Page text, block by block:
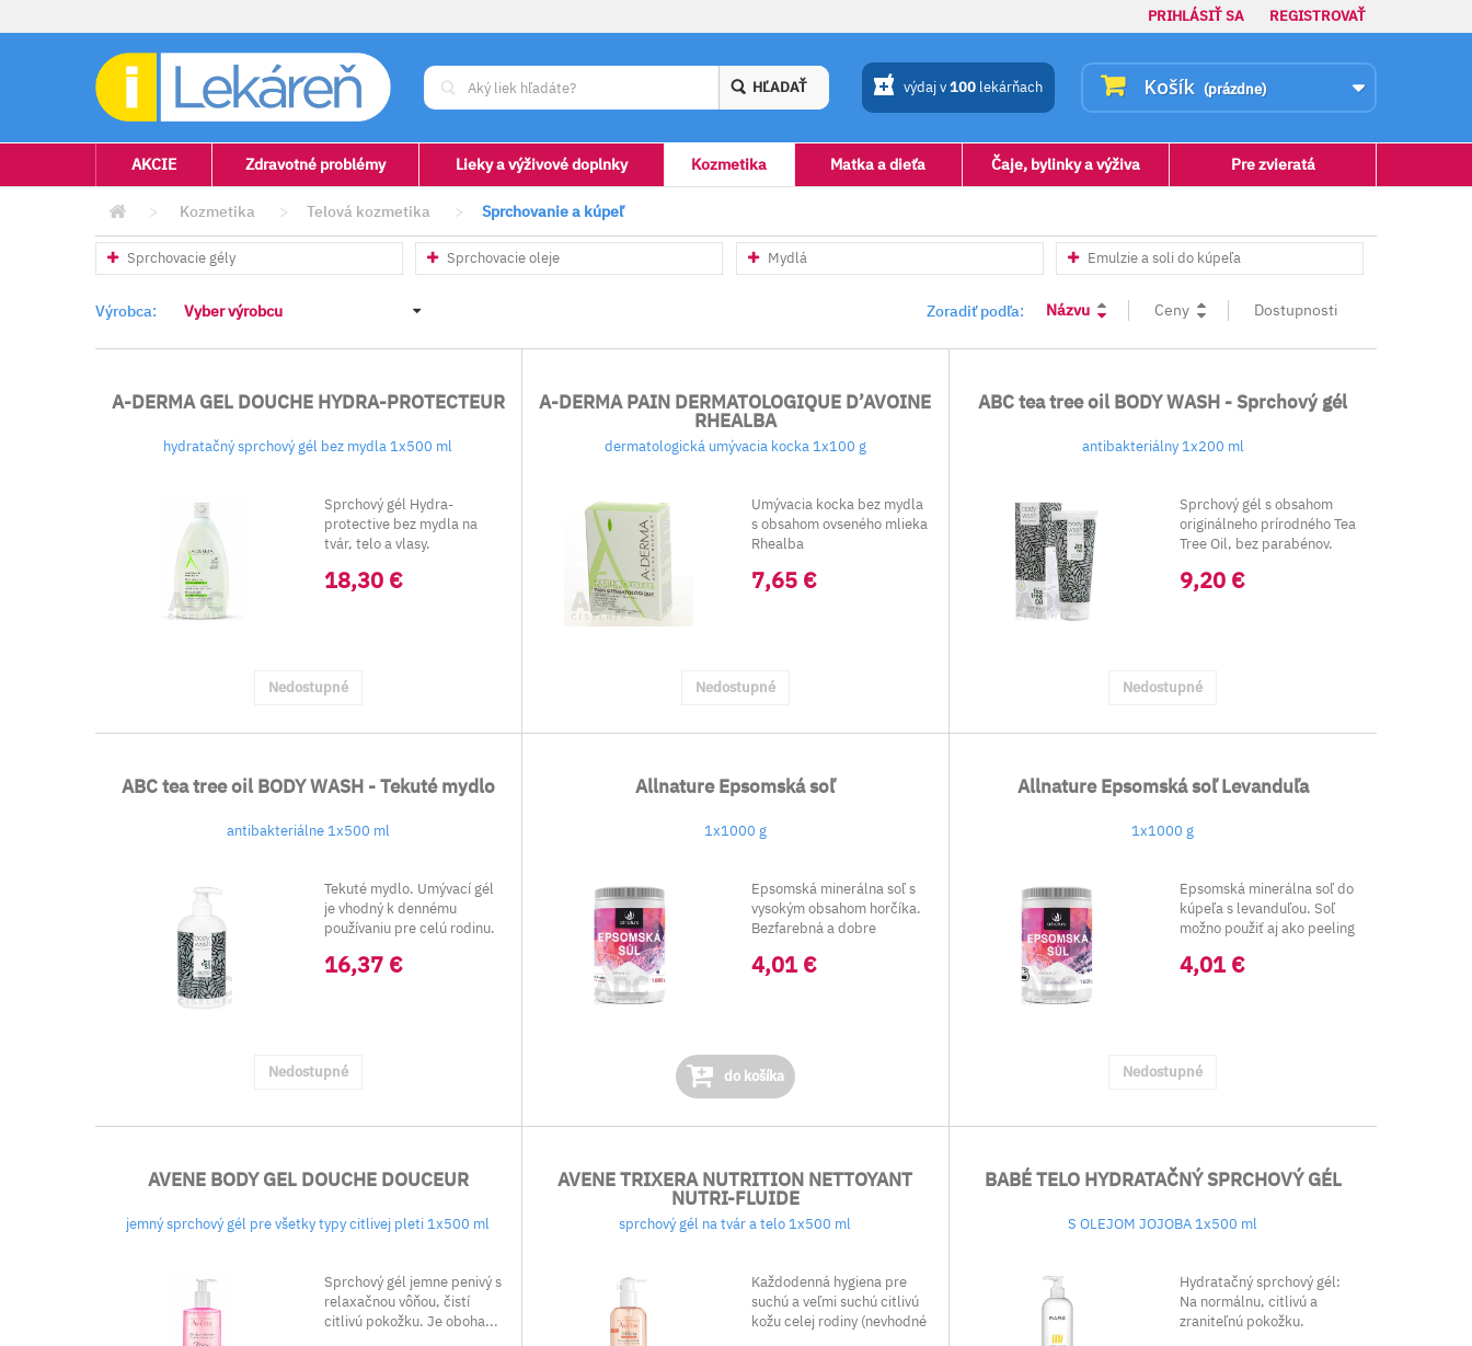
PRIHLÁSIŤ SA REGISTROVAŤ
Košík (prázdne)
HĽADAŤ výdaj v100 lekárňach
AKCIE Zdravotné problémy Lieky a výživové doplnky Kozmetika Matka a dieťa Čaje, bylinky a výživa Pre zvieratá
> Kozmetika > Telová kozmetika > Sprchovanie a kúpeľ
Sprchovacie gély Sprchovacie oleje Mydlá Emulzie a soli do kúpeľa
Výrobca: Vyber výrobcu Zoradiť podľa: Názvu Ceny Dostupnosti
A-DERMA GEL DOUCHE HYDRA-PROTECTEUR
hydratačný sprchový gél bez mydla 1x500 ml
Sprchový gél Hydra-
protective bez mydla na
tvár, telo a vlasy.
18,30 €
Nedostupné
A-DERMA PAIN DERMATOLOGIQUE D’AVOINE
RHEALBA
dermatologická umývacia kocka 1x100 g
Umývacia kocka bez mydla
s obsahom ovseného mlieka
Rhealba
7,65 €
Nedostupné
ABC tea tree oil BODY WASH - Sprchový gél
antibakteriálny 1x200 ml
Sprchový gél s obsahom
originálneho prírodného Tea
Tree Oil, bez parabénov.
9,20 €
Nedostupné
ABC tea tree oil BODY WASH - Tekuté mydlo
antibakteriálne 1x500 ml
Tekuté mydlo. Umývací gél
je vhodný k dennému
používaniu pre celú rodinu.
16,37 €
Nedostupné
Allnature Epsomská soľ
1x1000 g
Epsomská minerálna soľ s
vysokým obsahom horčíka.
Bezfarebná a dobre
4,01 €
do košíka
Allnature Epsomská soľ Levanduľa
1x1000 g
Epsomská minerálna soľ do
kúpeľa s levanduľou. Soľ
možno použiť aj ako peeling
4,01 €
Nedostupné
AVENE BODY GEL DOUCHE DOUCEUR
jemný sprchový gél pre všetky typy citlivej pleti 1x500 ml
Sprchový gél jemne penivý s
relaxačnou vôňou, čistí
citlivú pokožku. Je oboha...
AVENE TRIXERA NUTRITION NETTOYANT
NUTRI-FLUIDE
sprchový gél na tvár a telo 1x500 ml
Každodenná hygiena pre
suchú a veľmi suchú citlivú
kožu celej rodiny (nevhodné
BABÉ TELO HYDRATAČNÝ SPRCHOVÝ GÉL
S OLEJOM JOJOBA 1x500 ml
Hydratačný sprchový gél:
Na normálnu, citlivú a
zraniteľnú pokožku.